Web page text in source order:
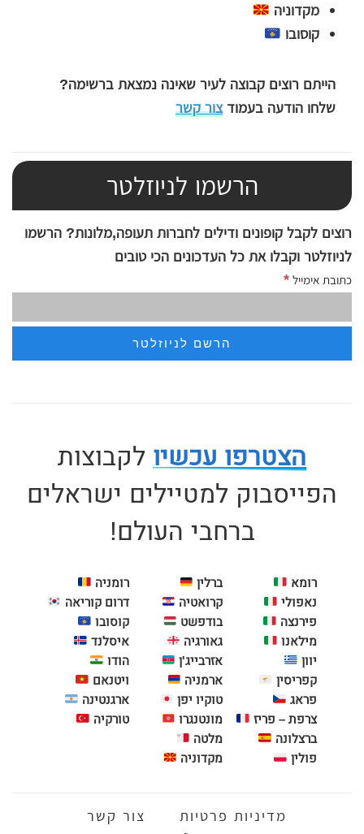
מקדוניה
קוסובו
הייתם רוצים קבוצה לעיר שאינה נמצאת ברשימה?
שלחו הודעה בעמודצור קשר
הרשמו לניוזלטר
רוצים לקבל קופונים ודילים לחברות תעופה,מלונות? הרשמו
לניוזלטר וקבלו את כל העדכונים הכי טובים
כתובת אימייל *
הצטרפו עכשיו לקבוצות
הפייסבוק למטיילים ישראלים
ברחבי העולם!
רומא
נאפולי
פירנצה
מילאנו
יוון
קפריסין
פראג
צרפת – פריז
ברצלונה
פולין
ברלין
קרואטיה
בודפשט
גאורגיה
אזרבייג'ן
ארמניה
טוקיו יפן
מונטנגרו
מלטה
מקדוניה
רומניה
דרום קוריאה
קוסובו
איסלנד
הודו
ויטנאם
ארגנטינה
טורקיה
מדיניות פרטיות צור קשר